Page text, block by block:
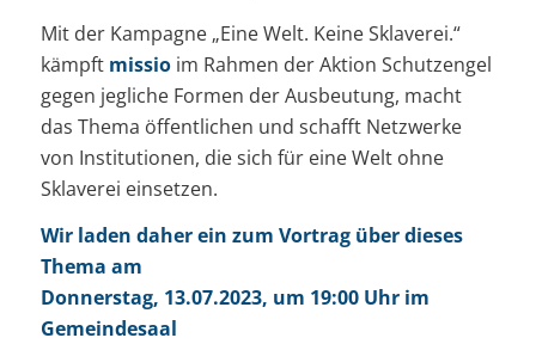
Mit der Kampagne „Eine Welt. Keine Sklaverei.“
kämpft missioim Rahmen der Aktion Schutzengel
gegen jegliche Formen der Ausbeutung, macht
das Thema öffentlichen und schafft Netzwerke
von Institutionen, die sich für eine Welt ohne
Sklaverei einsetzen.
Wir laden daher ein zum Vortrag über dieses
Thema am
Donnerstag, 13.07.2023, um 19:00 Uhr im
Gemeindesaal